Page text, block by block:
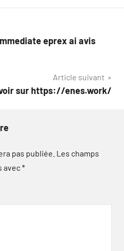
eprex ai avis
Article suivant
sur https://enes.work/
pas publiée. Les champs
avec*